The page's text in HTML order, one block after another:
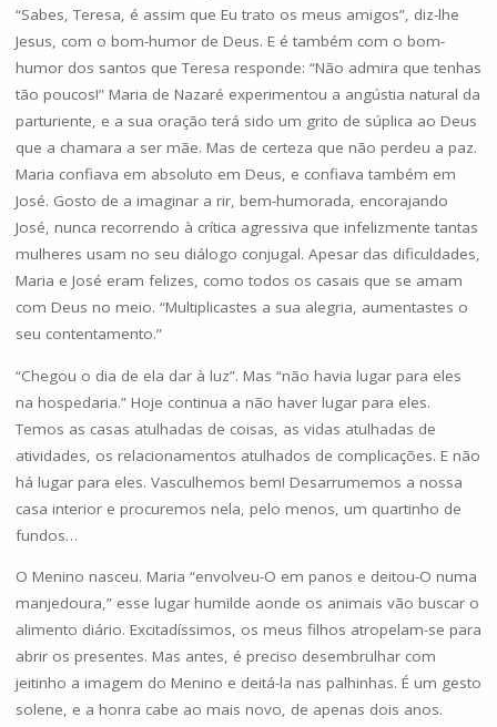
“Sabes, Teresa, é assim que Eu trato os meus amigos”, diz-lhe
Jesus, com o bom-humor de Deus. E é também com o bom-
humor dos santos que Teresa responde: “Não admira que tenhas
tão poucos!” Maria de Nazaré experimentou a angústia natural da
parturiente, e a sua oração terá sido um grito de súplica ao Deus
que a chamara a ser mãe. Mas de certeza que não perdeu a paz.
Maria confiava em absoluto em Deus, e confiava também em
José. Gosto de a imaginar a rir, bem-humorada, encorajando
José, nunca recorrendo à crítica agressiva que infelizmente tantas
mulheres usam no seu diálogo conjugal. Apesar das dificuldades,
Maria e José eram felizes, como todos os casais que se amam
com Deus no meio. “Multiplicastes a sua alegria, aumentastes o
seu contentamento.”
“Chegou o dia de ela dar à luz”. Mas “não havia lugar para eles
na hospedaria.” Hoje continua a não haver lugar para eles.
Temos as casas atulhadas de coisas, as vidas atulhadas de
atividades, os relacionamentos atulhados de complicações. E não
há lugar para eles. Vasculhemos bem! Desarrumemos a nossa
casa interior e procuremos nela, pelo menos, um quartinho de
fundos…
O Menino nasceu. Maria “envolveu-O em panos e deitou-O numa
manjedoura,” esse lugar humilde aonde os animais vão buscar o
alimento diário. Excitadíssimos, os meus filhos atropelam-se para
abrir os presentes. Mas antes, é preciso desembrulhar com
jeitinho a imagem do Menino e deitá-la nas palhinhas. É um gesto
solene, e a honra cabe ao mais novo, de apenas dois anos.